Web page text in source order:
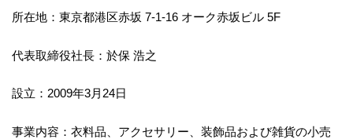
所在地：東京都港区赤坂 7-1-16 オーク赤坂ビル 5F
代表取締役社長：於保 浩之
設立：2009年3月24日
事業内容：衣料品、アクセサリー、装飾品および雑貨の小売